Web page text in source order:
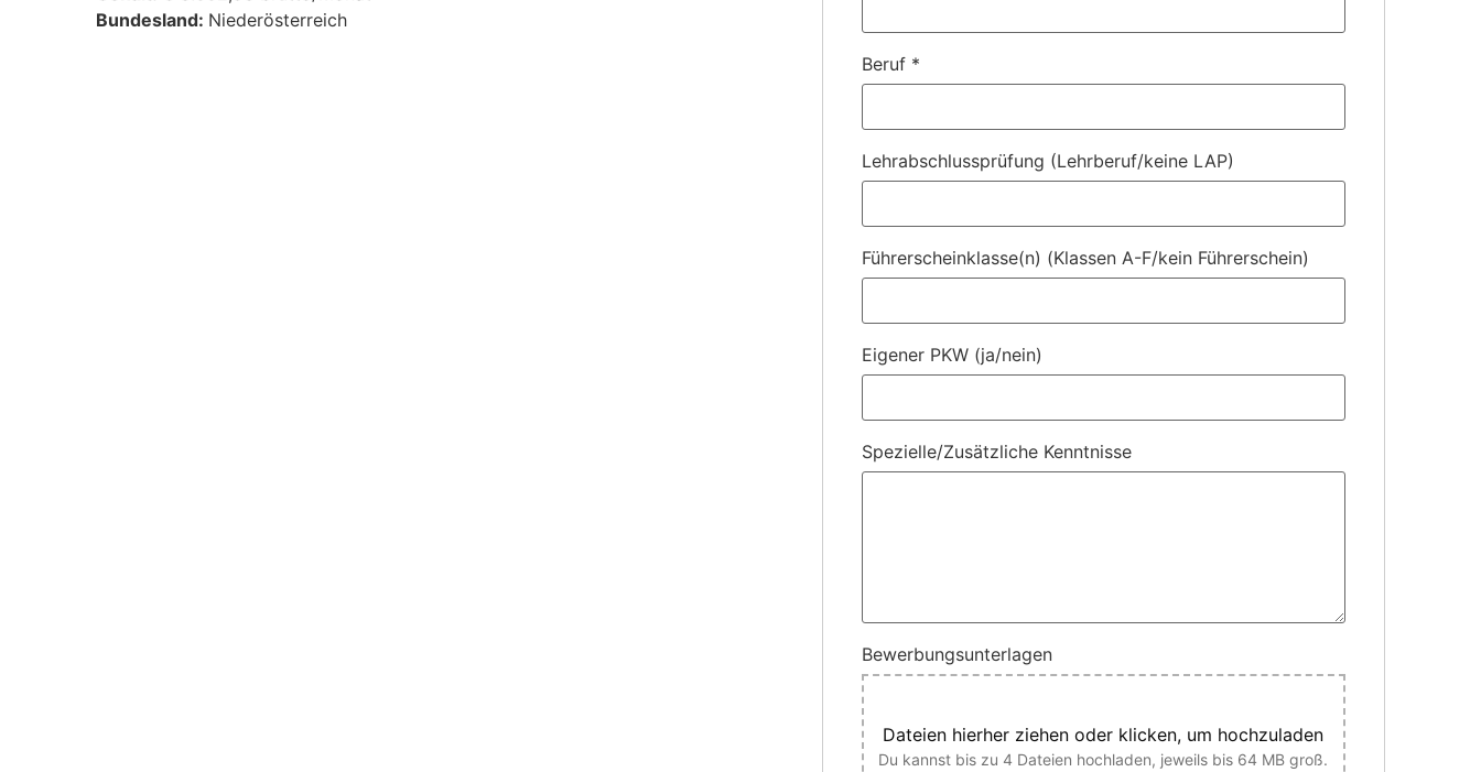
Bundesland: Niederösterreich
Beruf *
Lehrabschlussprüfung (Lehrberuf/keine LAP)
Führerscheinklasse(n) (Klassen A-F/kein Führerschein)
Eigener PKW (ja/nein)
Spezielle/Zusätzliche Kenntnisse
Bewerbungsunterlagen
Dateien hierher ziehen oder klicken, um hochzuladen
Du kannst bis zu 4 Dateien hochladen, jeweils bis 64 MB groß.